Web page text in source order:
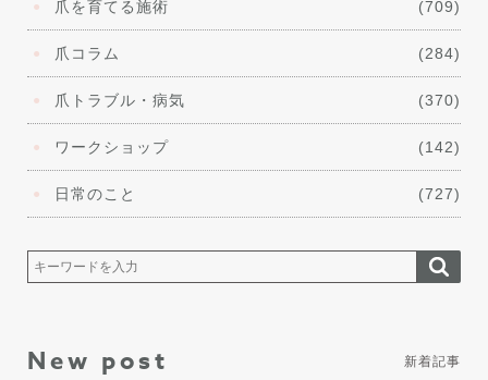
爪を育てる施術 (709)
爪コラム (284)
爪トラブル・病気 (370)
ワークショップ (142)
日常のこと (727)
New post 新着記事